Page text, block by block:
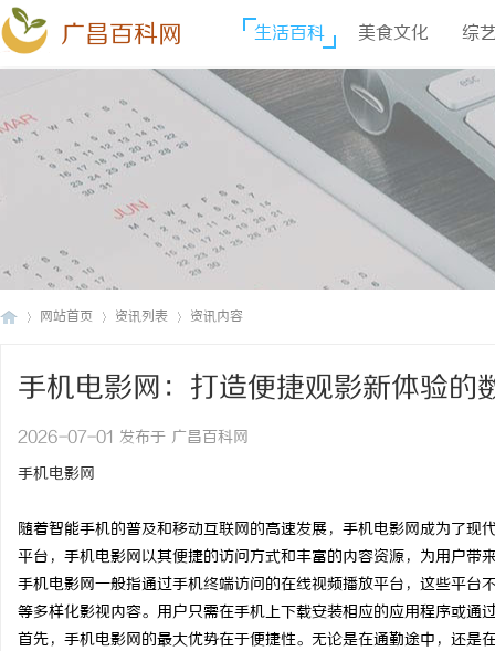
广昌百科网 生活百科 美食文化 综
网站首页 资讯列表 资讯内容
手机电影网：打造便捷观影新体验的
2026-07-01 发布于 广昌百科网
手机电影网
随着智能手机的普及和移动互联网的高速发展，手机电影网成为了
平台，手机电影网以其便捷的访问方式和丰富的内容资源，为用户带
手机电影网一般指通过手机终端访问的在线视频播放平台，这些平
等多样化影视内容。用户只需在手机上下载安装相应的应用程序或通
首先，手机电影网的最大优势在于便捷性。无论是在通勤途中，还